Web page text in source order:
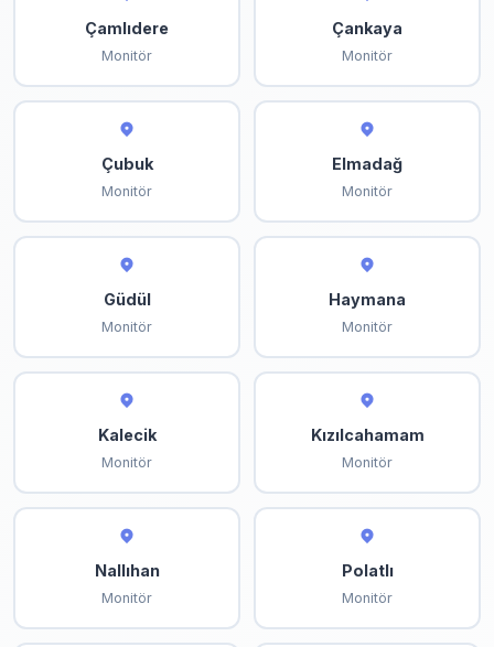
Çamlıdere
Monitör
Çankaya
Monitör
Çubuk
Monitör
Elmadağ
Monitör
Güdül
Monitör
Haymana
Monitör
Kalecik
Monitör
Kızılcahamam
Monitör
Nallıhan
Monitör
Polatlı
Monitör